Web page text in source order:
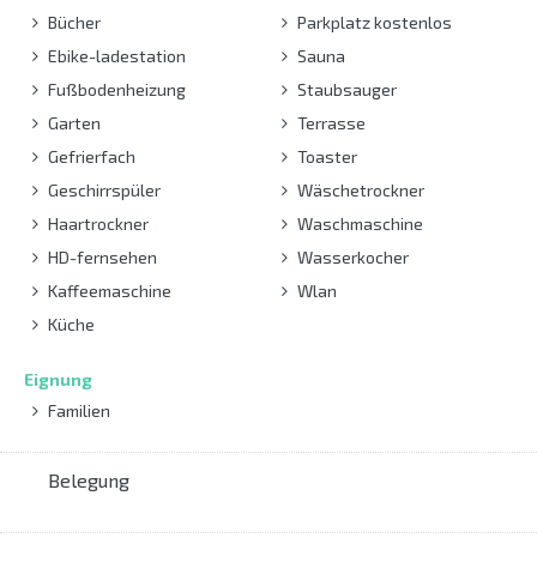
Bücher
Ebike-ladestation
Fußbodenheizung
Garten
Gefrierfach
Geschirrspüler
Haartrockner
HD-fernsehen
Kaffeemaschine
Küche
Parkplatz kostenlos
Sauna
Staubsauger
Terrasse
Toaster
Wäschetrockner
Waschmaschine
Wasserkocher
Wlan
Eignung
Familien
Belegung